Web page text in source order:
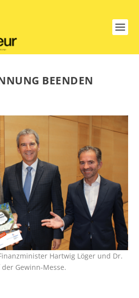
BEENDEN
Hartwig Löger und Dr.
Gewinn-Messe.